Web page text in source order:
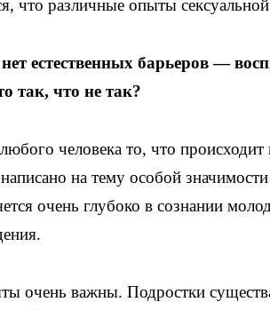
что различные опыты
естественных барьеров —
так, что не так?
человека то, что происходит
на тему особой
очень глубоко в сознании
очень важны. Подростки